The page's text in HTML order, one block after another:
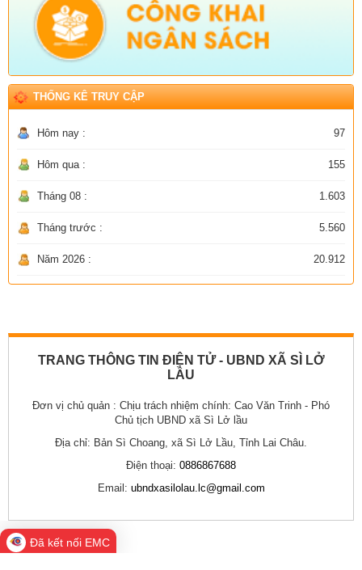
THỐNG KÊ TRUY CẬP
Hôm nay : 97
Hôm qua : 155
Tháng 08 : 1.603
Tháng trước : 5.560
Năm 2026 : 20.912
TRANG THÔNG TIN ĐIỆN TỬ - UBND XÃ SÌ LỞ
LẦU
Đơn vị chủ quản : Chịu trách nhiệm chính: Cao Văn Trinh - Phó
Chủ tịch UBND xã Sì Lở lầu
Địa chỉ: Bản Sì Choang, xã Sì Lở Lầu, Tỉnh Lai Châu.
Điện thoại: 0886867688
Email: ubndxasilolau.lc@gmail.com
Đã kết nối EMC